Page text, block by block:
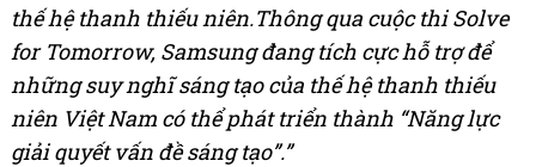
thế hệ thanh thiếu niên.Thông qua cuộc thi Solve
for Tomorrow, Samsung đang tích cực hỗ trợ để
những suy nghĩ sáng tạo của thế hệ thanh thiếu
niên Việt Nam có thể phát triển thành “Năng lực
giải quyết vấn đề sáng tạo”.”